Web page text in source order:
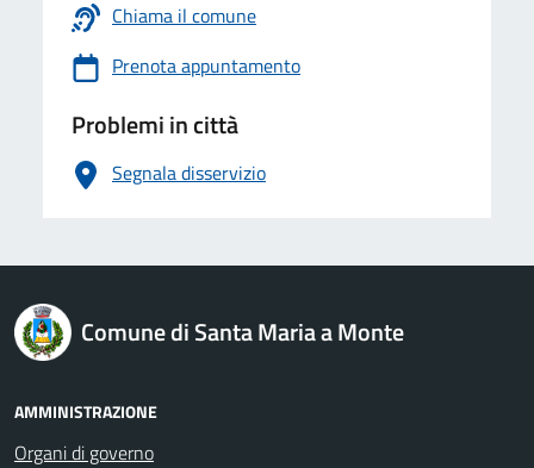
Chiama il comune
Prenota appuntamento
Problemi in città
Segnala disservizio
logo Unione Europea
Comune di Santa Maria a Monte
AMMINISTRAZIONE
Organi di governo